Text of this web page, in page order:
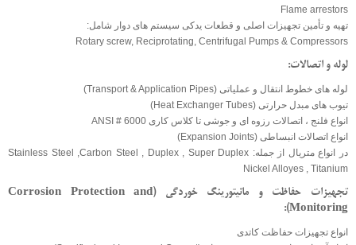
Flame arrestors
تهيه و تأمين تجهيزات اصلی و قطعات يدکی سيستم های دوار شامل:
Rotary screw, Reciprotating, Centrifugal Pumps & Compressors
لوله و اتصالات:
لوله های خطوط انتقال و عملیاتی (Transport & Application Pipes)
تیوب های مبدل حرارتی (Heat Exchanger Tubes)
انواع فلنج ، اتصالات رزوه ای و جوشی تا کلاس کاری ANSI # 6000
انواع اتصالات انبساطی (Expansion Joints)
در انواع متریال از جمله: Stainless Steel ,Carbon Steel , Duplex , Super Duplex
Nickel Alloyes , Titanium
تجهیزات حفاظت و مانیتورینگ خوردگی (Corrosion Protection and
Monitoring):
انواع تجهیزات حفاظت کاتدی